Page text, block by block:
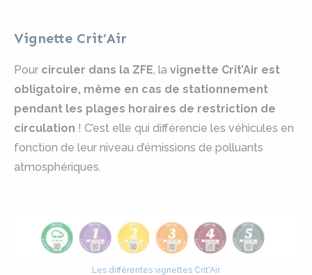
Vignette Crit’Air
Pour circuler dans la ZFE, la vignette Crit’Air est
obligatoire, même en cas de stationnement
pendant les plages horaires de restriction de
circulation ! C’est elle qui différencie les véhicules en
fonction de leur niveau d’émissions de polluants
atmosphériques.
Les différentes vignettes Crit'Air